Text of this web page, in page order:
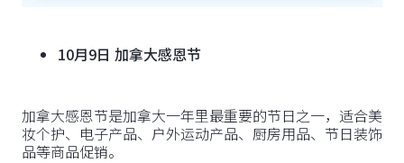
10月9日 加拿大感恩节
加拿大感恩节是加拿大一年里最重要的节日之一，适合美
妆个护、电子产品、户外运动产品、厨房用品、节日装饰
品等商品促销。